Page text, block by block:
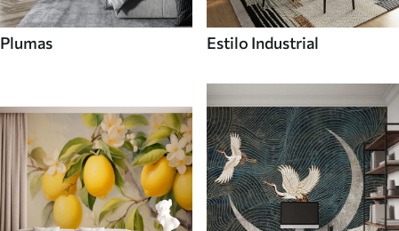
Plumas Estilo Industrial